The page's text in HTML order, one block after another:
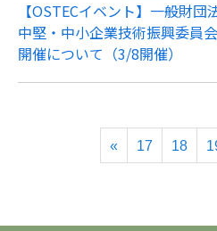
【OSTECイベント】一般財
中堅・中小企業技術振興委員
開催について（3/8開催）
« 17 18